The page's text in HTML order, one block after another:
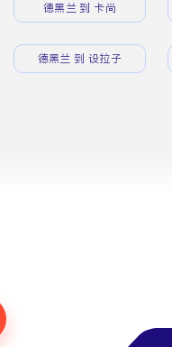
德黑兰 到 卡尚
德黑兰 到 设拉子